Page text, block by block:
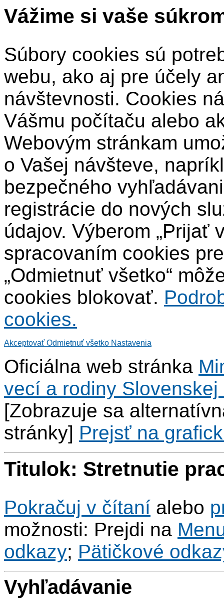
Vážime si vaše
Súbory cookies sú
webu, ako aj pre účely
návštevnosti. Cookies
Vášmu počítaču alebo
Webovým stránkam
o Vašej návšteve,
bezpečného
registrácie do nových
údajov. Výberom „Prijať
spracovaním cookies
„Odmietnuť všetko“
cookies blokovať.
cookies.
Akceptovať Odmietnuť všetko Nastavenia
Oficiálna web stránka
vecí a rodiny Slovenskej
[Zobrazuje sa
stránky] Prejsť na
Titulok: Stretnutie
Pokračuj v čítaní alebo
možnosti: Prejdi na
odkazy; Pätičkové
Vyhľadávanie